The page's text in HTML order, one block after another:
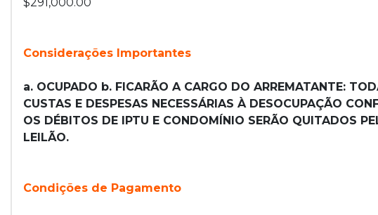
Considerações Importantes
a. OCUPADO b. FICARÃO A CARGO DO ARREMATANTE:
CUSTAS E DESPESAS NECESSÁRIAS À DESOCUPAÇÃO
OS DÉBITOS DE IPTU E CONDOMÍNIO SERÃO QUITADOS
LEILÃO.
Condições de Pagamento